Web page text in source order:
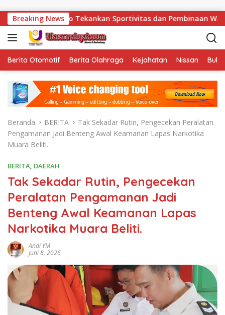
Breaking News
Tekankan Sportivitas dan Pembinaan Warga Binaan.
Berita Otomotif Berita Olahraga Kejahatan Nissan
Beranda BERITA
Tak Sekadar Rutin, Pengecekan Peralatan
Pengamanan Jadi Benteng Awal Keamanan Lapas Narkotika
Muara Beliti.
BERITA, DAERAH
Tak Sekadar Rutin, Pengecekan
Peralatan Pengamanan Jadi
Benteng Awal Keamanan Lapas
Narkotika Muara Beliti.
Andi YM
Juni 8, 2026